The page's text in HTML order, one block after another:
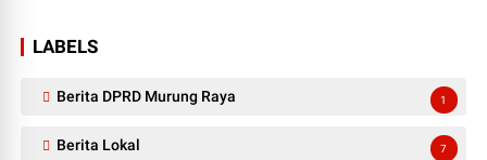
LABELS
Berita DPRD Murung Raya 1
Berita Lokal 7